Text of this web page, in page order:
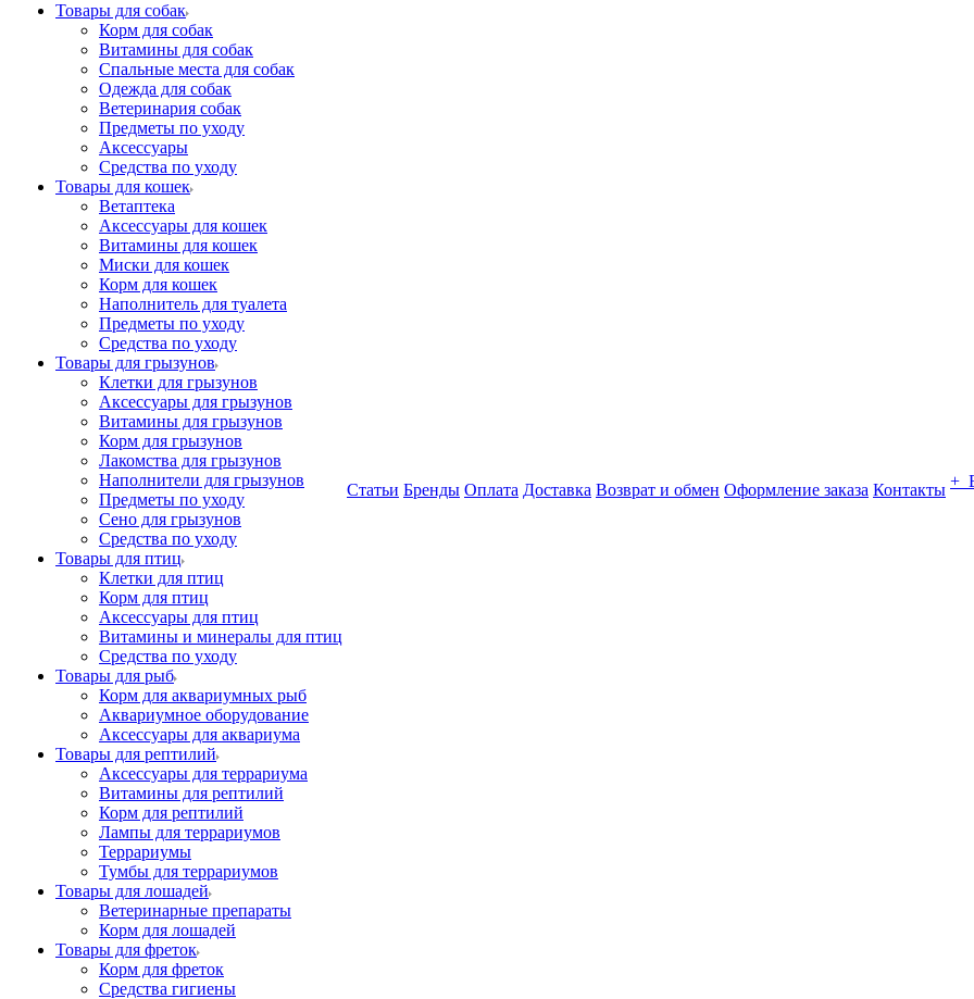
Товары для собак
Корм для собак
Витамины для собак
Спальные места для собак
Одежда для собак
Ветеринария собак
Предметы по уходу
Аксессуары
Средства по уходу
Товары для кошек
Ветаптека
Аксессуары для кошек
Витамины для кошек
Миски для кошек
Корм для кошек
Наполнитель для туалета
Предметы по уходу
Средства по уходу
Товары для грызунов
Клетки для грызунов
Аксессуары для грызунов
Витамины для грызунов
Корм для грызунов
Лакомства для грызунов
Наполнители для грызунов
Предметы по уходу
Сено для грызунов
Средства по уходу
Товары для птиц
Клетки для птиц
Корм для птиц
Аксессуары для птиц
Витамины и минералы для птиц
Средства по уходу
Товары для рыб
Корм для аквариумных рыб
Аквариумное оборудование
Аксессуары для аквариума
Товары для рептилий
Аксессуары для террариума
Витамины для рептилий
Корм для рептилий
Лампы для террариумов
Террариумы
Тумбы для террариумов
Товары для лошадей
Ветеринарные препараты
Корм для лошадей
Товары для фреток
Корм для фреток
Средства гигиены
Статьи Бренды Оплата Доставка Возврат и обмен Оформление заказа Контакты +